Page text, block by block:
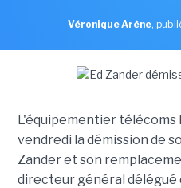
Véronique Arène,
L'équipementier télécoms
vendredi la démission de
Zander et son
directeur général délégué